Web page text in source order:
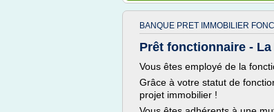
BANQUE PRET IMMOBILIER
Prêt fonctionnaire -
Vous êtes employé de la
Grâce à votre statut de
projet immobilier !